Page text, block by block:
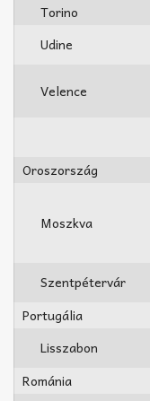
Torino
Udine
Velence
Oroszország
Moszkva
Szentpétervár
Portugália
Lisszabon
Románia